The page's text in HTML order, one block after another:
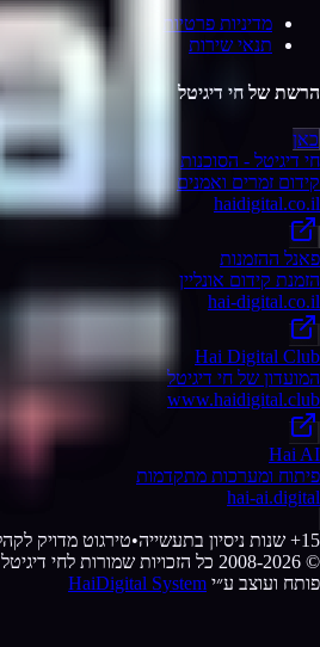
מדיניות פרטיות
תנאי שירות
הרשת של חי דיגיטל
כאן
חי דיגיטל - הסוכנות
קידום זמרים ואמנים
haidigital.co.il
פאנל ההזמנות
הזמנת קידום אונליין
hai-digital.co.il
Hai Digital Club
המועדון של חי דיגיטל
www.haidigital.club
Hai AI
פיתוח ומערכות מתקדמות
hai-ai.digital
15+ שנות ניסיון בתעשייה •טירגוט מדויק
© 2008-
2026
כל הזכויות שמורות לחי דיגיטל
פותח ועוצב ע״י HaiDigital System